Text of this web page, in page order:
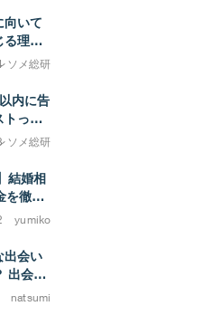
向いて
る理
ごした
ソメ総研
内に告
トって
ソメ総研
結婚相
を徹底
までの
yumiko
出会い
出会い
えた
natsumi